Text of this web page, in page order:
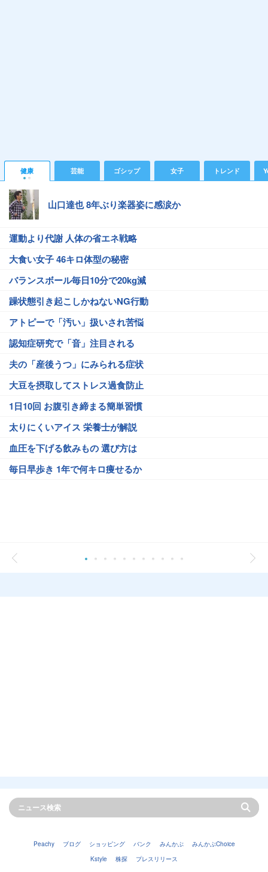
健康 芸能 ゴシップ 女子 トレンド
山口達也 8年ぶり楽器姿に感涙か
運動より代謝 人体の省エネ戦略
大食い女子 46キロ体型の秘密
バランスボール毎日10分で20kg減
躁状態引き起こしかねないNG行動
アトピーで「汚い」扱いされ苦悩
認知症研究で「音」注目される
夫の「産後うつ」にみられる症状
大豆を摂取してストレス過食防止
1日10回 お腹引き締まる簡単習慣
太りにくいアイス 栄養士が解説
血圧を下げる飲みもの 選び方は
毎日早歩き 1年で何キロ痩せるか
Peachy ブログ ショッピング バンク みんかぶ
みんかぶChoice
Kstyle
株探 プレスリリース